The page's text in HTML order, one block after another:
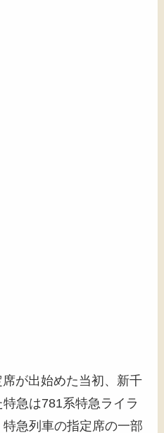
が出始めた当初、新千
急は781系特急ライラ
急列車の指定席の一部